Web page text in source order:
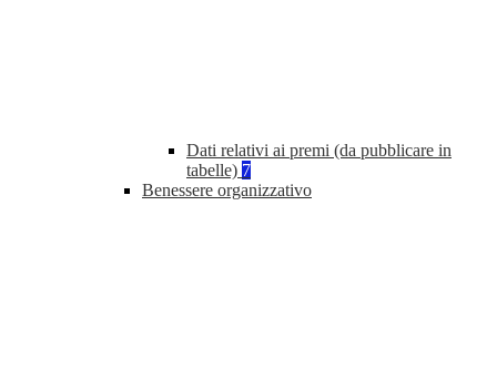
Dati relativi ai premi (da pubblicare in
tabelle) 7
Benessere organizzativo